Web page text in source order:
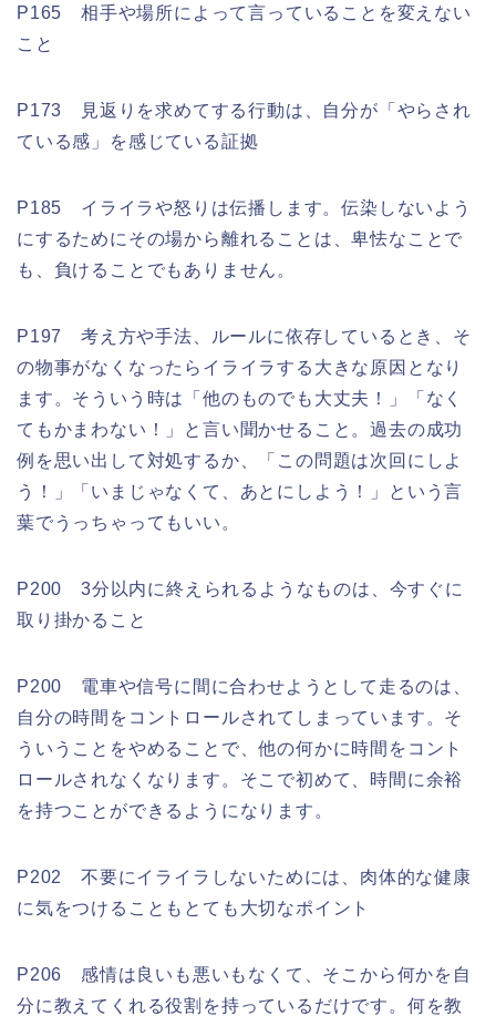
P165 相手や場所によって言っていることを変えない
こと
P173 見返りを求めてする行動は、自分が「やらされ
ている感」を感じている証拠
P185 イライラや怒りは伝播します。伝染しないよう
にするためにその場から離れることは、卑怯なことで
も、負けることでもありません。
P197 考え方や手法、ルールに依存しているとき、そ
の物事がなくなったらイライラする大きな原因となり
ます。そういう時は「他のものでも大丈夫！」「なく
てもかまわない！」と言い聞かせること。過去の成功
例を思い出して対処するか、「この問題は次回にしよ
う！」「いまじゃなくて、あとにしよう！」という言
葉でうっちゃってもいい。
P200 3分以内に終えられるようなものは、今すぐに
取り掛かること
P200 電車や信号に間に合わせようとして走るのは、
自分の時間をコントロールされてしまっています。そ
ういうことをやめることで、他の何かに時間をコント
ロールされなくなります。そこで初めて、時間に余裕
を持つことができるようになります。
P202 不要にイライラしないためには、肉体的な健康
に気をつけることもとても大切なポイント
P206 感情は良いも悪いもなくて、そこから何かを自
分に教えてくれる役割を持っているだけです。何を教